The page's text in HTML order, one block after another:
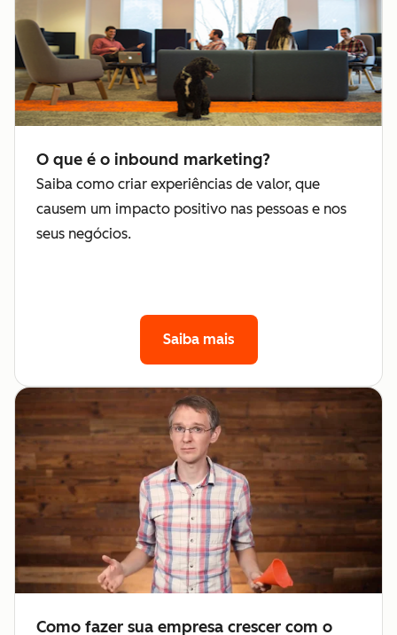
O que é o inbound marketing?
Saiba como criar experiências de valor, que
causem um impacto positivo nas pessoas e nos
seus negócios.
Saiba mais
Como fazer sua empresa crescer com o